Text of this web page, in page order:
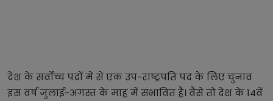
देश के सर्वोच्च पदों में से एक उप-राष्ट्रपति पद के लिए चुनाव
इस वर्ष जुलाई-अगस्त के माह में संभावित हैं। वैसे तो देश के 14वें